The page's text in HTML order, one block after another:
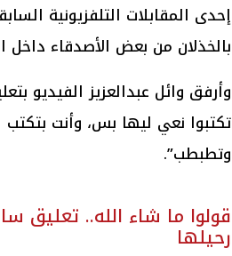
إحدى المقابلات التلفزيونية
بالخذلان من بعض الأصدقاء
وأرفق وائل عبدالعزيز الفيديو
تكتبوا نعي ليها بس، وأنت
وتطبطب”.
قولوا ما شاء الله.. تعليق
رحيلها